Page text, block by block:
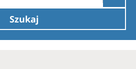
Szukaj